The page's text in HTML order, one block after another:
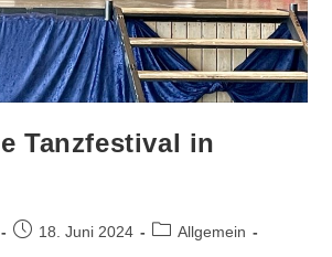
Tanzfestival in
Beitrag18. Juni 2024
Beitrags-
Allgemein